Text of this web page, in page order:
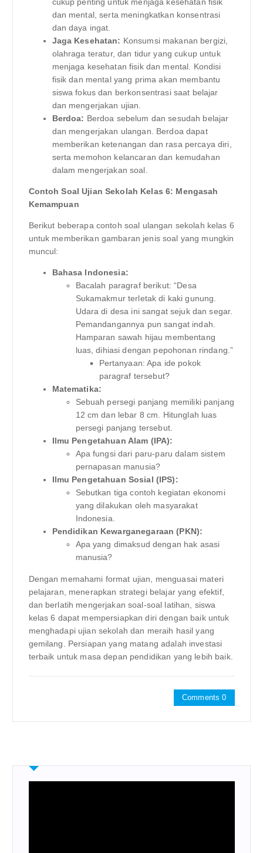
cukup penting untuk menjaga kesehatan fisik
dan mental, serta meningkatkan konsentrasi
dan daya ingat.
Jaga Kesehatan: Konsumsi makanan bergizi,
olahraga teratur, dan tidur yang cukup untuk
menjaga kesehatan fisik dan mental. Kondisi
fisik dan mental yang prima akan membantu
siswa fokus dan berkonsentrasi saat belajar
dan mengerjakan ujian.
Berdoa: Berdoa sebelum dan sesudah belajar
dan mengerjakan ulangan. Berdoa dapat
memberikan ketenangan dan rasa percaya diri,
serta memohon kelancaran dan kemudahan
dalam mengerjakan soal.
Contoh Soal Ujian Sekolah Kelas 6: Mengasah
Kemampuan
Berikut beberapa contoh soal ulangan sekolah kelas 6
untuk memberikan gambaran jenis soal yang mungkin
muncul:
Bahasa Indonesia:
Bacalah paragraf berikut: “Desa
Sukamakmur terletak di kaki gunung.
Udara di desa ini sangat sejuk dan segar.
Pemandangannya pun sangat indah.
Hamparan sawah hijau membentang
luas, dihiasi dengan pepohonan rindang.”
Pertanyaan: Apa ide pokok
paragraf tersebut?
Matematika:
Sebuah persegi panjang memiliki panjang
12 cm dan lebar 8 cm. Hitunglah luas
persegi panjang tersebut.
Ilmu Pengetahuan Alam (IPA):
Apa fungsi dari paru-paru dalam sistem
pernapasan manusia?
Ilmu Pengetahuan Sosial (IPS):
Sebutkan tiga contoh kegiatan ekonomi
yang dilakukan oleh masyarakat
Indonesia.
Pendidikan Kewarganegaraan (PKN):
Apa yang dimaksud dengan hak asasi
manusia?
Dengan memahami format ujian, menguasai materi
pelajaran, menerapkan strategi belajar yang efektif,
dan berlatih mengerjakan soal-soal latihan, siswa
kelas 6 dapat mempersiapkan diri dengan baik untuk
menghadapi ujian sekolah dan meraih hasil yang
gemilang. Persiapan yang matang adalah investasi
terbaik untuk masa depan pendidikan yang lebih baik.
Comments 0